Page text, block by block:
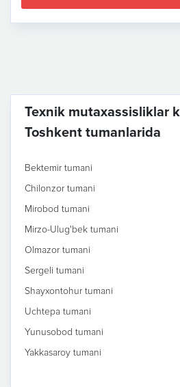
Texnik mutaxassisliklar
Toshkent tumanlarida
Bektemir tumani
Chilonzor tumani
Mirobod tumani
Mirzo-Ulug'bek tumani
Olmazor tumani
Sergeli tumani
Shayxontohur tumani
Uchtepa tumani
Yunusobod tumani
Yakkasaroy tumani